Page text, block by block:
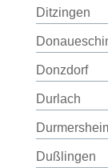
Ditzingen
Donzdorf
Durlach
Dußlingen